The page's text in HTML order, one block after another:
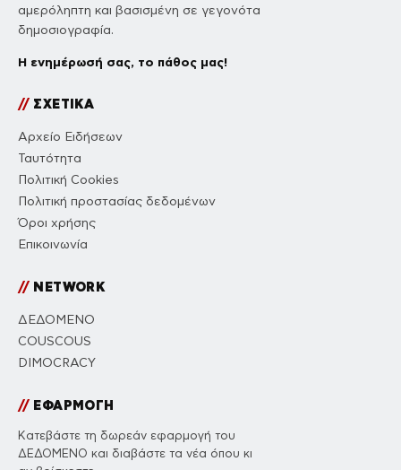
αμερόληπτη και βασισμένη σε γεγονότα
δημοσιογραφία.
Η ενημέρωσή σας, το πάθος μας!
//ΣΧΕΤΙΚΑ
Αρχείο Ειδήσεων
Ταυτότητα
Πολιτική Cookies
Πολιτική προστασίας δεδομένων
Όροι χρήσης
Επικοινωνία
//NETWORK
ΔΕΔΟΜΕΝΟ
COUSCOUS
DIMOCRACY
//ΕΦΑΡΜΟΓΗ
Κατεβάστε τη δωρεάν εφαρμογή του
ΔΕΔΟΜΕΝΟ και διαβάστε τα νέα όπου κι